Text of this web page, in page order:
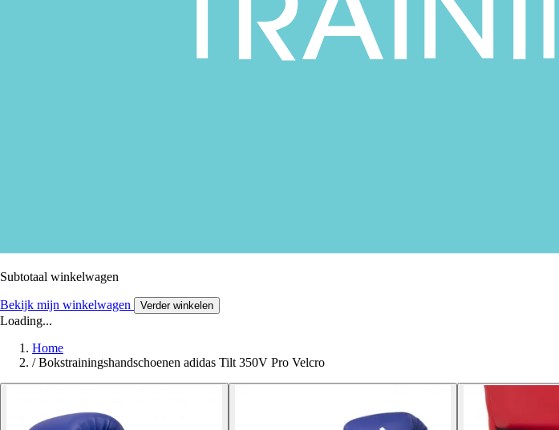
Subtotaal winkelwagen
Bekijk mijn winkelwagen Verder winkelen
Loading...
Home
/ Bokstrainingshandschoenen adidas Tilt 350V Pro Velcro